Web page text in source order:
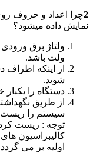
2چرا اعداد و حروف
نمایش داده میشود؟
ولت باشد.
از اینکه اطراف
شوید.
دستگاه را
سیستم را ریست
توجه : ریست
کالیبراسیون
اولیه بر می